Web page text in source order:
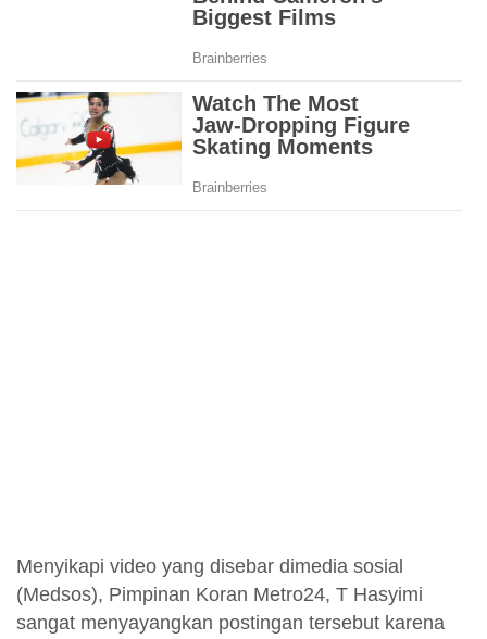
Menyikapi video yang disebar dimedia sosial
(Medsos), Pimpinan Koran Metro24, T Hasyimi
sangat menyayangkan postingan tersebut karena